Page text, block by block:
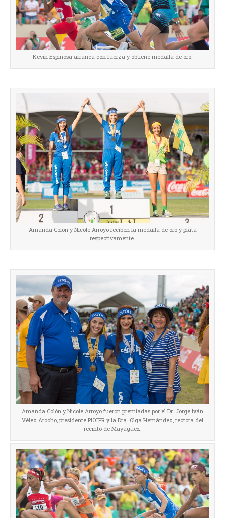
Kevin Espinosa arranca con fuerza y obtiene medalla de oro.
Amanda Colón y Nicole Arroyo reciben la medalla de oro y plata
respectivamente.
Amanda Colón y Nicole Arroyo fueron premiadas por el Dr. Jorge Iván
Vélez Arocho, presidente PUCPR y la Dra. Olga Hernández, rectora del
recinto de Mayagüez.